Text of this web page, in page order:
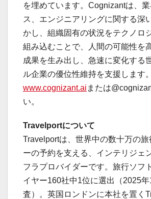
を埋めています。Cognizantは、
ス、エンジニアリングに関する深
かし、組織固有の状況をテクノロ
組み込むことで、人間の可能性を
成果を生み出し、急速に変化する
ル企業の優位性維持を支援します
www.cognizant.ai または
い。
Travelportについて
Travelportは、世界中の数十万の
ーの予約を支える、インテリジェ
フラプロバイダーです。旅行ソフ
イヤー160社中1位に選出（2025年
査）。英国ロンドンに本社を置く